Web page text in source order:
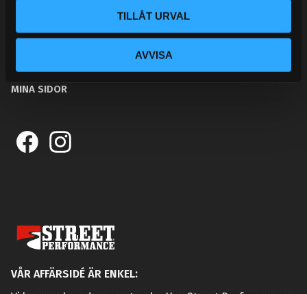
TILLÅT URVAL
AVVISA
KONTAKTA OSS
MINA SIDOR
VÅR AFFÄRSIDÉ ÄR ENKEL: